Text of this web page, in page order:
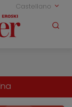
Castellano